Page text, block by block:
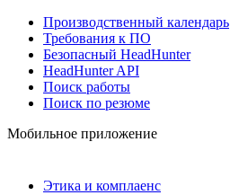
Производственный календарь
Требования к ПО
Безопасный HeadHunter
HeadHunter API
Поиск работы
Поиск по резюме
Мобильное приложение
Этика и комплаенс